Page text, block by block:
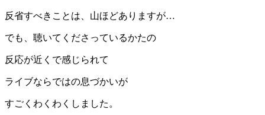
反省すべきことは、山ほどありますが…
でも、聴いてくださっているかたの
反応が近くで感じられて
ライブならではの息づかいが
すごくわくわくしました。